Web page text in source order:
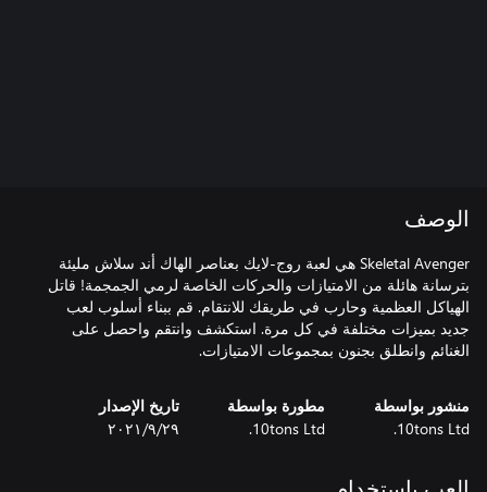
الوصف
Skeletal Avenger هي لعبة روج-لايك بعناصر الهاك أند سلاش مليئة
بترسانة هائلة من الامتيازات والحركات الخاصة لرمي الجمجمة! قاتل
الهياكل العظمية وحارب في طريقك للانتقام. قم ببناء أسلوب لعب
جديد بميزات مختلفة في كل مرة. استكشف وانتقم واحصل على
الغنائم وانطلق بجنون بمجموعات الامتيازات.
منشور بواسطة
10tons Ltd.
مطورة بواسطة
10tons Ltd.
تاريخ الإصدار
٢٩‏/٩‏/٢٠٢١